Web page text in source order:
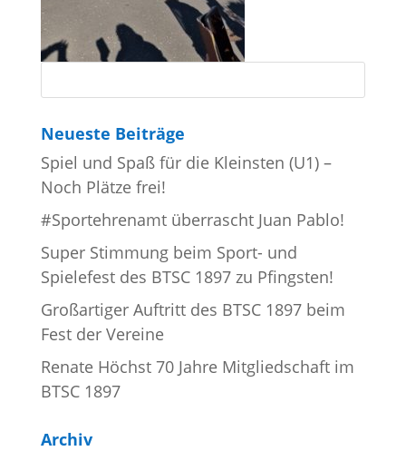
Neueste Beiträge
Spiel und Spaß für die Kleinsten (U1) –
Noch Plätze frei!
#Sportehrenamt überrascht Juan Pablo!
Super Stimmung beim Sport- und
Spielefest des BTSC 1897 zu Pfingsten!
Großartiger Auftritt des BTSC 1897 beim
Fest der Vereine
Renate Höchst 70 Jahre Mitgliedschaft im
BTSC 1897
Archiv